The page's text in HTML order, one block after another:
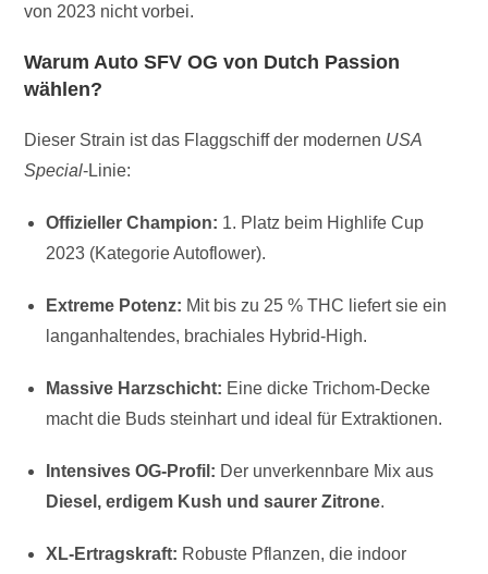
von 2023 nicht vorbei.
Warum Auto SFV OG von Dutch Passion
wählen?
Dieser Strain ist das Flaggschiff der modernen USA
Special-Linie:
Offizieller Champion: 1. Platz beim Highlife Cup
2023 (Kategorie Autoflower).
Extreme Potenz: Mit bis zu 25 % THC liefert sie ein
langanhaltendes, brachiales Hybrid-High.
Massive Harzschicht: Eine dicke Trichom-Decke
macht die Buds steinhart und ideal für Extraktionen.
Intensives OG-Profil: Der unverkennbare Mix aus
Diesel, erdigem Kush und saurer Zitrone.
XL-Ertragskraft: Robuste Pflanzen, die indoor